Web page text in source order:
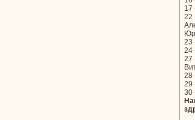
17
22
23
24
27
28
29
30